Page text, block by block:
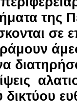
της
σε
δικτύου